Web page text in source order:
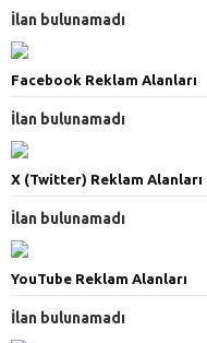
İlan bulunamadı
Facebook Reklam Alanları
İlan bulunamadı
X (Twitter) Reklam Alanları
İlan bulunamadı
YouTube Reklam Alanları
İlan bulunamadı